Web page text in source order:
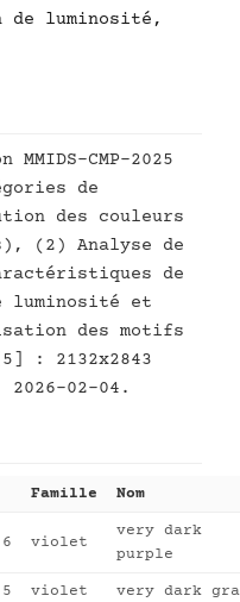
luminosité,
CMP-2025
de
des couleurs
(2) Analyse de
de
luminosité et
des motifs
: 2132x2843
02-04.
Famille Nom
violet
very dark
purple
violet very dark